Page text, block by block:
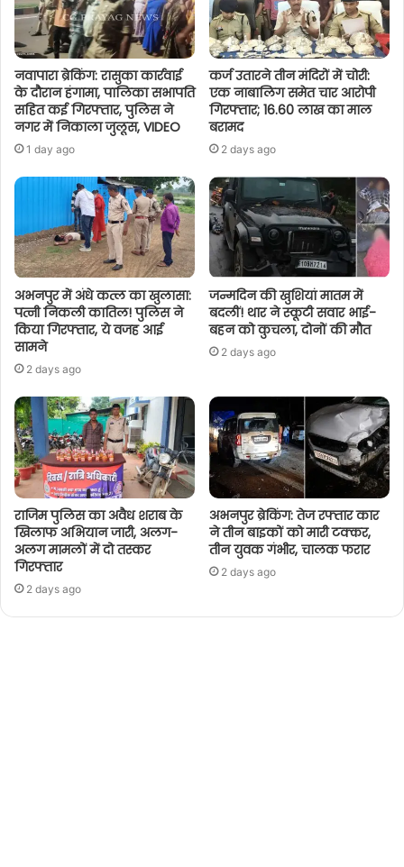
नवापारा ब्रेकिंग: रासुका कार्रवाई
के दौरान हंगामा, पालिका सभापति
सहित कई गिरफ्तार, पुलिस ने
नगर में निकाला जुलूस, VIDEO
1 day ago
कर्ज उतारने तीन मंदिरों में चोरी:
एक नाबालिग समेत चार आरोपी
गिरफ्तार; 16.60 लाख का माल
बरामद
2 days ago
अभनपुर में अंधे कत्ल का खुलासा:
पत्नी निकली कातिल! पुलिस ने
किया गिरफ्तार, ये वजह आई
सामने
2 days ago
जन्मदिन की खुशियां मातम में
बदलीं! थार ने स्कूटी सवार भाई-
बहन को कुचला, दोनों की मौत
2 days ago
राजिम पुलिस का अवैध शराब के
खिलाफ अभियान जारी, अलग-
अलग मामलों में दो तस्कर
गिरफ्तार
2 days ago
अभनपुर ब्रेकिंग: तेज रफ्तार कार
ने तीन बाइकों को मारी टक्कर,
तीन युवक गंभीर, चालक फरार
2 days ago